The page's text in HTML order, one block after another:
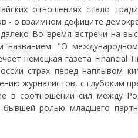
отношениях стало
- о взаимном дефиците
Во время встречи на
названием: "О
немецкая газета Financial
страх перед наплывом
журналистов, с глубоким
в соотношении сил между
бывшей ролью младшего